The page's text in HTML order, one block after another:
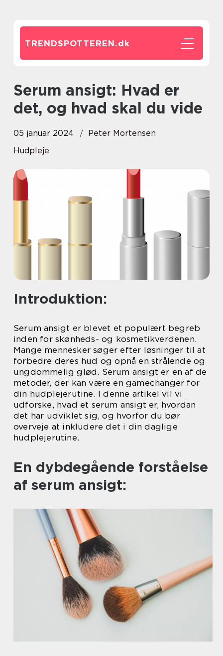
TRENDSPOTTEREN.dk
Serum ansigt: Hvad er
det, og hvad skal du vide
05 januar 2024
Peter Mortensen
Hudpleje
Introduktion:
Serum ansigt er blevet et populært begreb
inden for skønheds- og kosmetikverdenen.
Mange mennesker søger efter løsninger til at
forbedre deres hud og opnå en strålende og
ungdommelig glød. Serum ansigt er en af de
metoder, der kan være en gamechanger for
din hudplejerutine. I denne artikel vil vi
udforske, hvad et serum ansigt er, hvordan
det har udviklet sig, og hvorfor du bør
overveje at inkludere det i din daglige
hudplejerutine.
En dybdegående forståelse
af serum ansigt: